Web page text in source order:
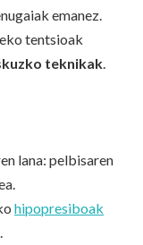
emanez.
tentsioak
teknikak.
lana: pelbisaren
hipopresiboak
.